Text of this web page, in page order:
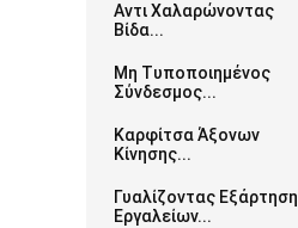
Αντι Χαλαρώνοντας
Βίδα...
Μη Τυποποιημένος
Σύνδεσμος...
Καρφίτσα Άξονων
Κίνησης...
Γυαλίζοντας Εξάρτηση
Εργαλείων...